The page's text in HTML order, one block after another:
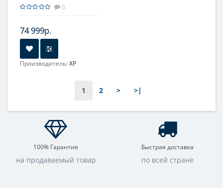
0
74 999р.
Производитель:XP
1 2 > >|
100% Гарантия
на продаваемый товар
Быстрая доставка
по всей стране